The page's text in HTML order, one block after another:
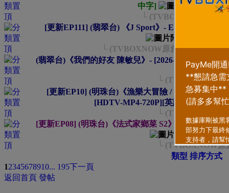
中字]
...2 3 4
└ (TVBOXNOW原創) -
[更新EP111] (翡翠台) 《J Sport》- EP01~111
└ (TVBOXNOW原創) - 鄭衍峰 何
(翡翠台)《我們的好友 陳敏兒》- [2026-07-04][HDTV-
3 4 5
└ (TVBOXNOW原
[更新EP10] (明珠台)《漁樂大冒險 / Red's Fishing
[HDTV-MP4-720P][英語中字]
└ (TVBOXNOW原
[更新EP08] (明珠台)《法式家鄉菜 S2》- EP01~08
...2 3 4 5
└ (TVBOXNOW原
類型 排序方式
12345678910... 195下一頁
返回首頁 發帖